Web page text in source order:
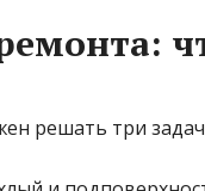
решать три